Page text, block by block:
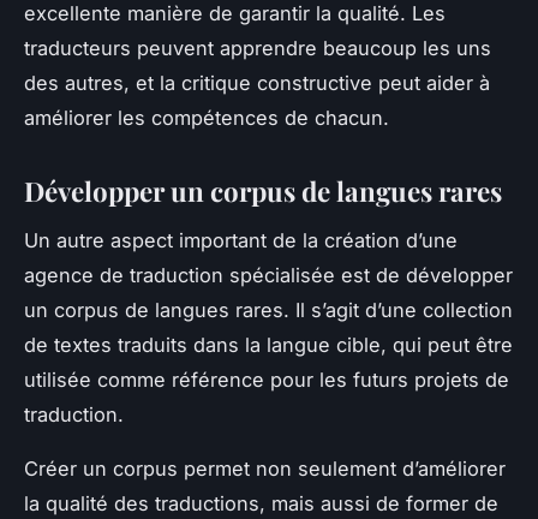
excellente manière de garantir la qualité. Les
traducteurs peuvent apprendre beaucoup les uns
des autres, et la critique constructive peut aider à
améliorer les compétences de chacun.
Développer un corpus de langues rares
Un autre aspect important de la création d’une
agence de traduction spécialisée est de développer
un corpus de langues rares. Il s’agit d’une collection
de textes traduits dans la langue cible, qui peut être
utilisée comme référence pour les futurs projets de
traduction.
Créer un corpus permet non seulement d’améliorer
la qualité des traductions, mais aussi de former de